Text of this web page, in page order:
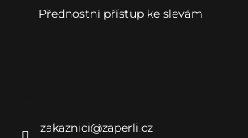
Přednostní přístup ke slevám
zakaznici@zaperli.cz